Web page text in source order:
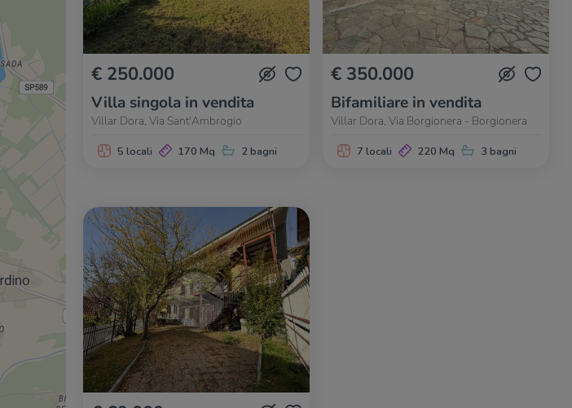
€ 250.000
Villa singola in vendita
Villar Dora, Via Sant'Ambrogio
5 locali 170 Mq 2 bagni
€ 350.000
Bifamiliare in vendita
Villar Dora, Via Borgionera - Borgionera
7 locali 220 Mq 3 bagni